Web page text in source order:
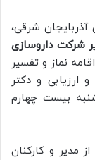
آذربایجان شرقی،
شرکت داروسازی
نماز و تفسیر
ارزیابی و دکتر
بیست چهارم
مدیر و کارکنان